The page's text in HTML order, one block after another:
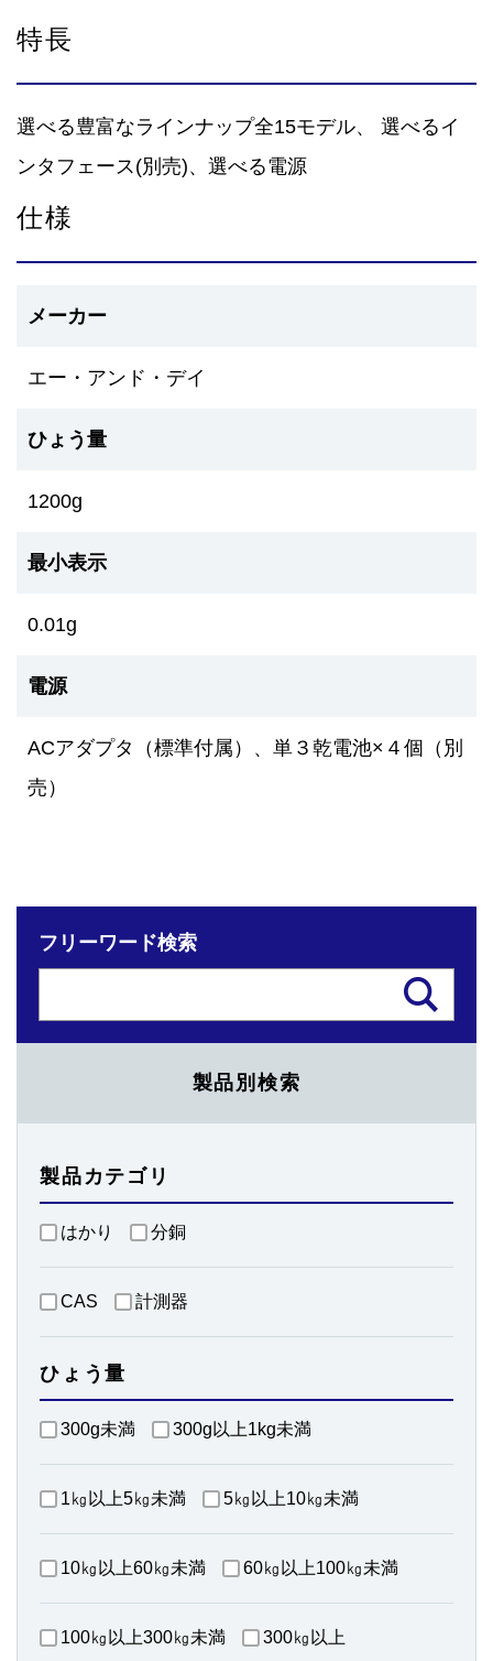
特長
選べる豊富なラインナップ全15モデル、 選べるイ
ンタフェース(別売)、選べる電源
仕様
メーカー
エー・アンド・デイ
ひょう量
1200g
最小表示
0.01g
電源
ACアダプタ（標準付属）、単３乾電池×４個（別
売）
フリーワード検索
製品別検索
製品カテゴリ
はかり 分銅
CAS 計測器
ひょう量
300g未満 300g以上1kg未満
1㎏以上5㎏未満 5㎏以上10㎏未満
10㎏以上60㎏未満 60㎏以上100㎏未満
100㎏以上300㎏未満 300㎏以上